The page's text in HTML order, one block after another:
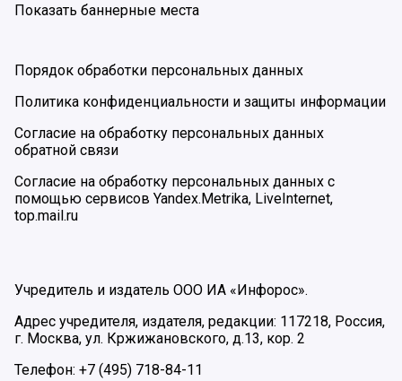
Показать баннерные места
Порядок обработки персональных данных
Политика конфиденциальности и защиты информации
Согласие на обработку персональных данных
обратной связи
Согласие на обработку персональных данных с
помощью сервисов Yandex.Metrika, LiveInternet,
top.mail.ru
Учредитель и издатель ООО ИА «Инфорос».
Адрес учредителя, издателя, редакции: 117218, Россия,
г. Москва, ул. Кржижановского, д.13, кор. 2
Телефон: +7 (495) 718-84-11